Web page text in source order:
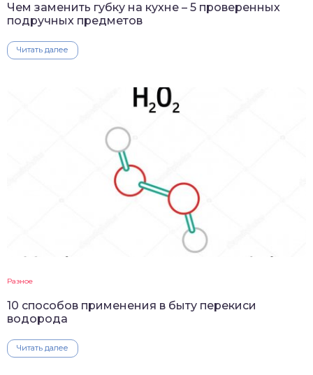
Чем заменить губку на кухне – 5 проверенных
подручных предметов
Читать далее
Разное
10 способов применения в быту перекиси
водорода
Читать далее